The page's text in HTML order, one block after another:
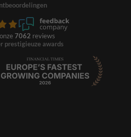
7062 reviews
prestigieuze awards